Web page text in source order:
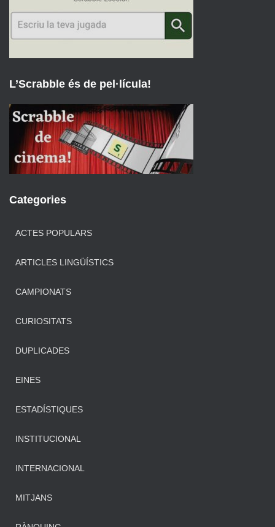
L’Scrabble és de pel·lícula!
Categories
ACTES POPULARS
ARTICLES LINGÜÍSTICS
CAMPIONATS
CURIOSITATS
DUPLICADES
EINES
ESTADÍSTIQUES
INSTITUCIONAL
INTERNACIONAL
MITJANS